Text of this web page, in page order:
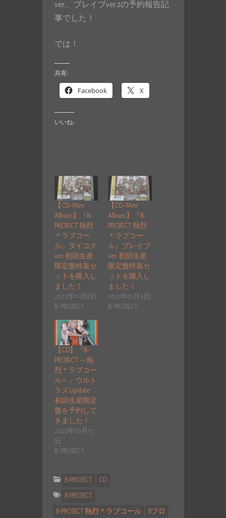
ver.、ブレイブver.2の予約報告記
事でした！
では！
共有:
Facebook X
いいね:
【CD-Mini
Album】『B-
PROJECT 熱烈
＊ラブコー
ル』ダイコク
ver. 初回生産
限定盤特装セ
ットを購入し
ました！
2023年11月8日
B-PROJECT
【CD-Mini
Album】『B-
PROJECT 熱烈
＊ラブコー
ル』ブレイブ
ver. 初回生産
限定盤特装セ
ットを購入し
ました！
2023年11月9日
B-PROJECT
【CD】『B-
PROJECT ～熱
烈＊ラブコー
ル～』ウルト
ラズ Update
初回生産限定
盤を予約して
きました！
2023年10月17
日
B-PROJECT
B-PROJECT CD
B-PROJECT
B-PROJECT 熱烈＊ラブコール Bプロ